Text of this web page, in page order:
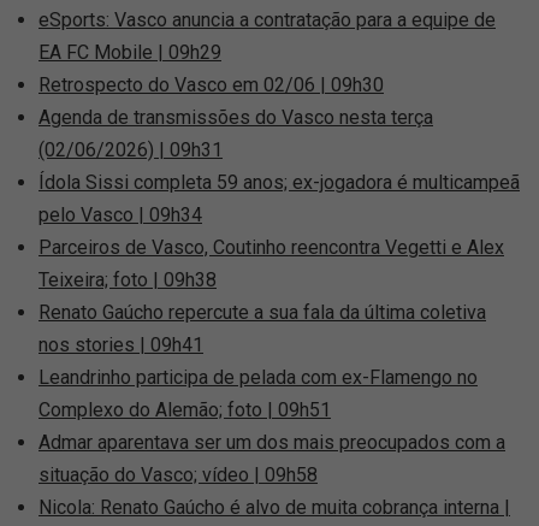
eSports: Vasco anuncia a contratação para a equipe de
EA FC Mobile | 09h29
Retrospecto do Vasco em 02/06 | 09h30
Agenda de transmissões do Vasco nesta terça
(02/06/2026) | 09h31
Ídola Sissi completa 59 anos; ex-jogadora é multicampeã
pelo Vasco | 09h34
Parceiros de Vasco, Coutinho reencontra Vegetti e Alex
Teixeira; foto | 09h38
Renato Gaúcho repercute a sua fala da última coletiva
nos stories | 09h41
Leandrinho participa de pelada com ex-Flamengo no
Complexo do Alemão; foto | 09h51
Admar aparentava ser um dos mais preocupados com a
situação do Vasco; vídeo | 09h58
Nicola: Renato Gaúcho é alvo de muita cobrança interna |